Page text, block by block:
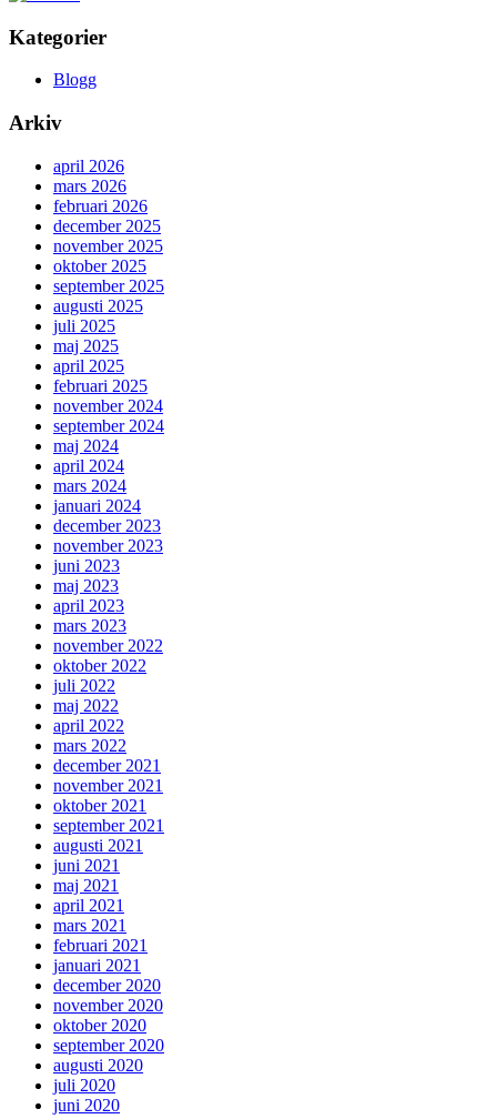
Kategorier
Blogg
Arkiv
april 2026
mars 2026
februari 2026
december 2025
november 2025
oktober 2025
september 2025
augusti 2025
juli 2025
maj 2025
april 2025
februari 2025
november 2024
september 2024
maj 2024
april 2024
mars 2024
januari 2024
december 2023
november 2023
juni 2023
maj 2023
april 2023
mars 2023
november 2022
oktober 2022
juli 2022
maj 2022
april 2022
mars 2022
december 2021
november 2021
oktober 2021
september 2021
augusti 2021
juni 2021
maj 2021
april 2021
mars 2021
februari 2021
januari 2021
december 2020
november 2020
oktober 2020
september 2020
augusti 2020
juli 2020
juni 2020